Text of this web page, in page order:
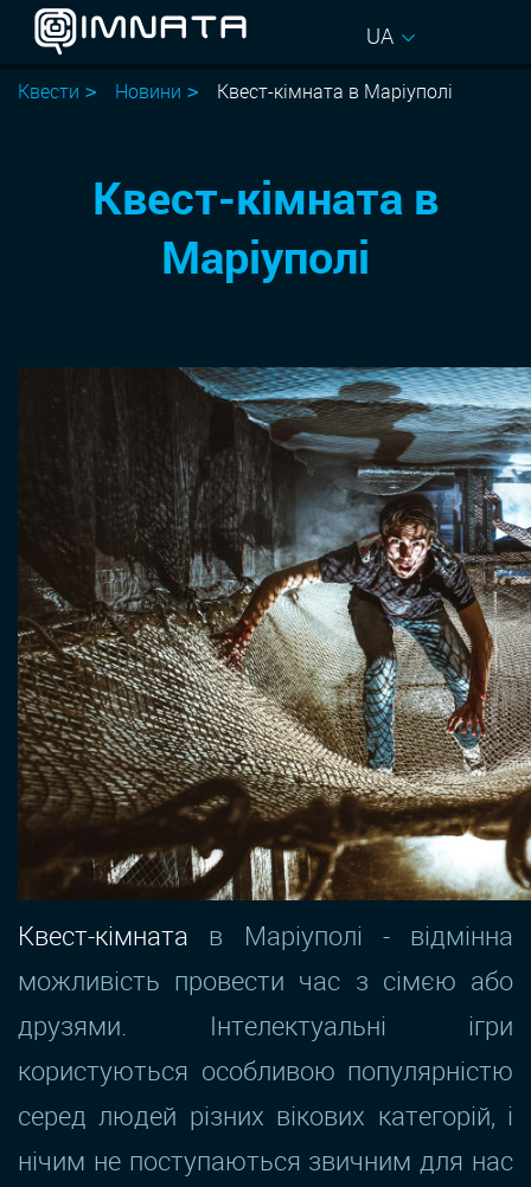
UA
Квести Новини Квест-кімната в Маріуполі
Квест-кімната в
Маріуполі
Квест-кімната в Маріуполі - відмінна
можливість провести час з сімєю або
друзями. Інтелектуальні ігри
користуються особливою популярністю
серед людей різних вікових категорій, і
нічим не поступаються звичним для нас